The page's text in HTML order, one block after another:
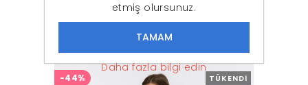
Kadın Mint Kapşonlu Fermuarlı Sweat
179,00 ₺ 99,90 ₺
TÜKENDI
-44%
etmiş olursunuz.
Daha fazla bilgi edin